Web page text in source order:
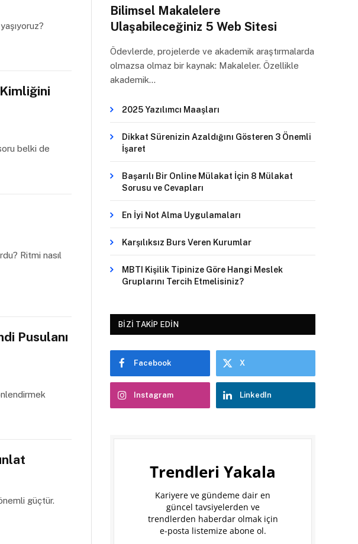
belki de
Ritmi nasıl
Pusulanı
güçtür.
Bilimsel Makalelere
Ulaşabileceğiniz 5 Web Sitesi
Ödevlerde, projelerde ve akademik araştırmalarda
olmazsa olmaz bir kaynak: Makaleler. Özellikle
akademik…
2025 Yazılımcı Maaşları
Dikkat Sürenizin Azaldığını Gösteren 3 Önemli
İşaret
Başarılı Bir Online Mülakat İçin 8 Mülakat
Sorusu ve Cevapları
En İyi Not Alma Uygulamaları
Karşılıksız Burs Veren Kurumlar
MBTI Kişilik Tipinize Göre Hangi Meslek
Gruplarını Tercih Etmelisiniz?
BIZI TAKIP EDIN
Facebook X
Instagram LinkedIn
Trendleri Yakala
Kariyere ve gündeme dair en
güncel tavsiyelerden ve
trendlerden haberdar olmak için
e-posta listemize abone ol.